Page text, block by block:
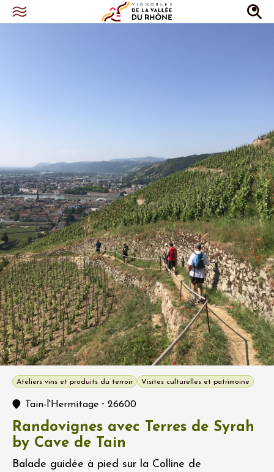
Ateliers vins et produits du terroir Visites culturelles et patrimoine
Tain-l'Hermitage - 26600
Randovignes avec Terres de Syrah
by Cave de Tain
Balade guidée à pied sur la Colline de